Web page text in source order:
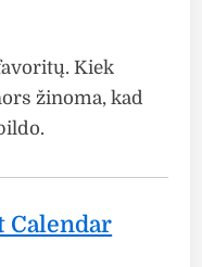
Kiek
žinoma, kad
Calendar